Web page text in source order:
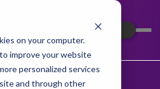
on your computer.
improve your website
personalized services
and through other
Cotizar